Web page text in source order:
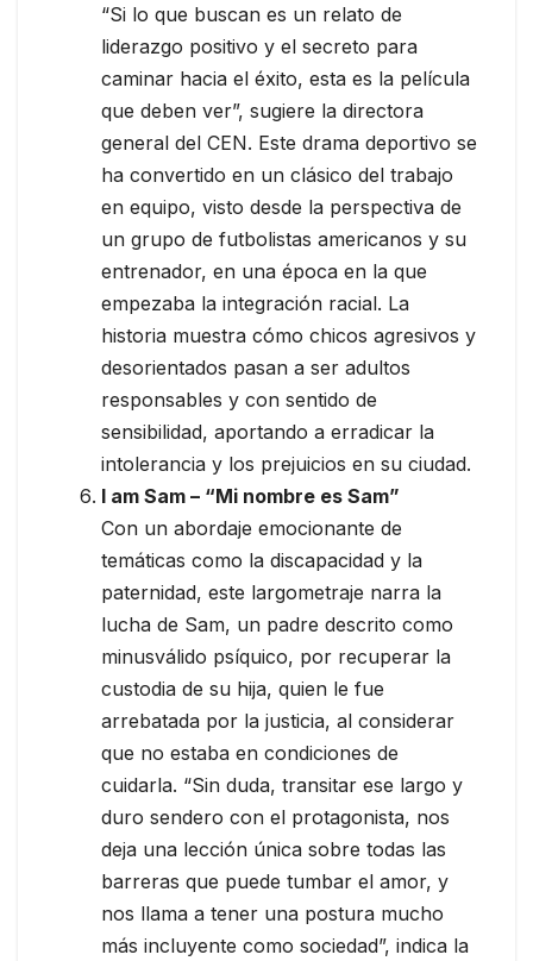
“Si lo que buscan es un relato de
liderazgo positivo y el secreto para
caminar hacia el éxito, esta es la película
que deben ver”, sugiere la directora
general del CEN. Este drama deportivo se
ha convertido en un clásico del trabajo
en equipo, visto desde la perspectiva de
un grupo de futbolistas americanos y su
entrenador, en una época en la que
empezaba la integración racial. La
historia muestra cómo chicos agresivos y
desorientados pasan a ser adultos
responsables y con sentido de
sensibilidad, aportando a erradicar la
intolerancia y los prejuicios en su ciudad.
I am Sam – “Mi nombre es Sam”
Con un abordaje emocionante de
temáticas como la discapacidad y la
paternidad, este largometraje narra la
lucha de Sam, un padre descrito como
minusválido psíquico, por recuperar la
custodia de su hija, quien le fue
arrebatada por la justicia, al considerar
que no estaba en condiciones de
cuidarla. “Sin duda, transitar ese largo y
duro sendero con el protagonista, nos
deja una lección única sobre todas las
barreras que puede tumbar el amor, y
nos llama a tener una postura mucho
más incluyente como sociedad”, indica la